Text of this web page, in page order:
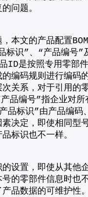
问题。
本文的产品配置
标识”、“产品编号”
ID是按照专用零部
编码规则进行编码
关系，对于引用的
品编号”指企业对所
品标识”由产品编码
决定，即使相同型
标识也不一样。
设置，即使从其他
的零部件信息时也
品数据的可维护性